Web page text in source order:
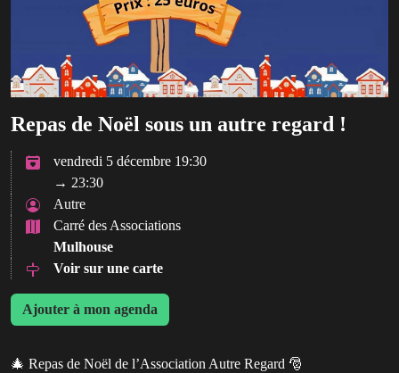
Repas de Noël sous un autre regard !
vendredi 5 décembre 19:30
→ 23:30
Autre
Carré des Associations
Mulhouse
Voir sur une carte
Ajouter à mon agenda
🎄 Repas de Noël de l’Association Autre Regard 🎅